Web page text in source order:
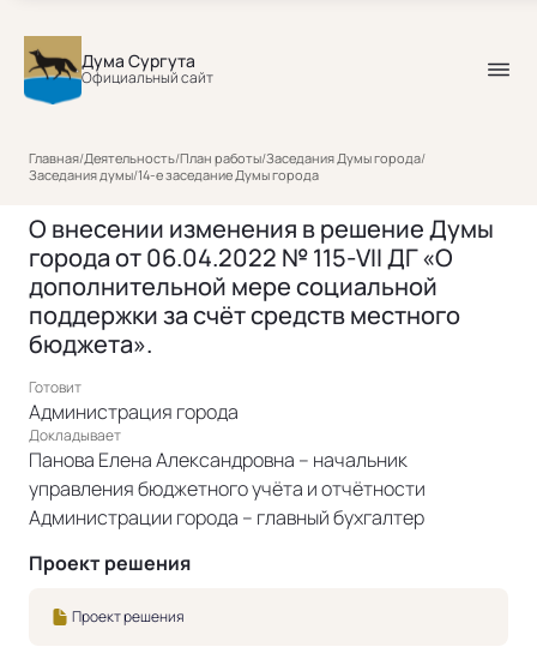
Дума Сургута
Официальный сайт
Главная/Деятельность/План работы/Заседания Думы города/
Заседания думы/14-е заседание Думы города
О внесении изменения в решение Думы
города от 06.04.2022 № 115-VII ДГ «О
дополнительной мере социальной
поддержки за счёт средств местного
бюджета».
Готовит
Администрация города
Докладывает
Панова Елена Александровна – начальник
управления бюджетного учёта и отчётности
Администрации города – главный бухгалтер
Проект решения
Проект решения